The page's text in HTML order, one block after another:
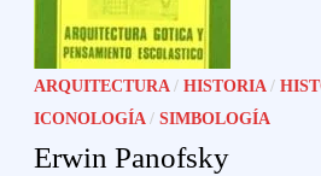
ARQUITECTURA/HISTORIA/
ICONOLOGÍA/SIMBOLOGÍA
Erwin Panofsky